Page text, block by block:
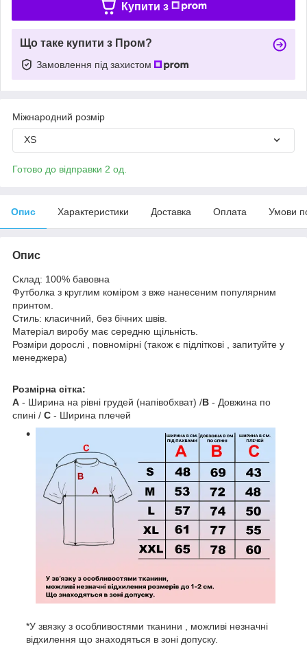
Купити з
Що таке купити з Пром?
Замовлення під захистом
Міжнародний розмір
XS
Готово до відправки 2 од.
Опис Характеристики Доставка Оплата Умови
Опис
Склад: 100% бавовна
Футболка з круглим коміром з вже нанесеним популярним
принтом.
Стиль: класичний, без бічних швів.
Матеріал виробу має середню щільність.
Розміри дорослі , повномірні (також є підліткові , запитуйте у
менеджера)
Розмірна сітка:
A - Ширина на рівні грудей (напівобхват) /B - Довжина по
спині / C - Ширина плечей
*У звязку з особливостями тканини , можливі незначні
відхилення що знаходяться в зоні допуску.